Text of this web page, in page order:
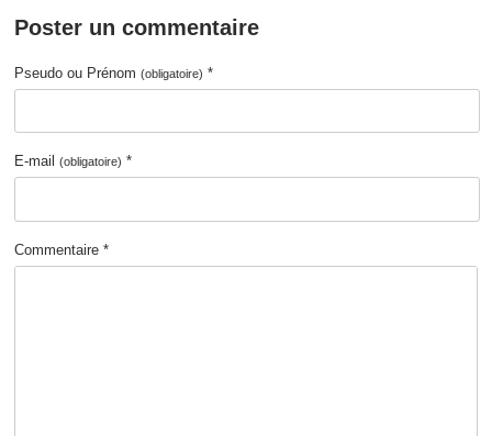
Poster un commentaire
Pseudo ou Prénom(obligatoire) *
E-mail(obligatoire) *
Commentaire *